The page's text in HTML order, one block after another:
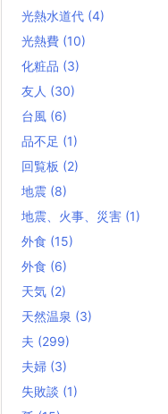
光熱水道代 (4)
光熱費 (10)
化粧品 (3)
友人 (30)
台風 (6)
品不足 (1)
回覧板 (2)
地震 (8)
地震、火事、災害 (1)
外食 (15)
外食 (6)
天気 (2)
天然温泉 (3)
夫 (299)
夫婦 (3)
失敗談 (1)